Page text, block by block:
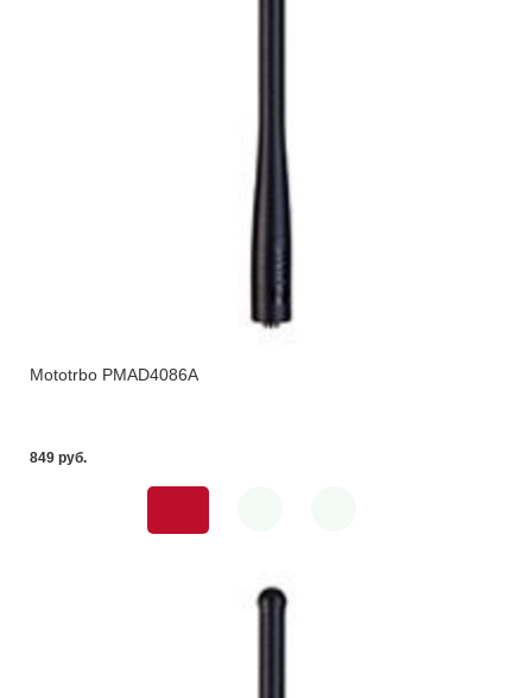
Mototrbo PMAD4086A
849 pуб.